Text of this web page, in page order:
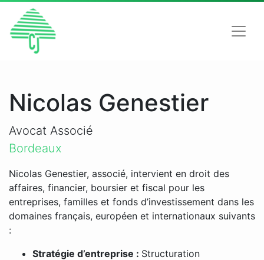
Nicolas Genestier
Avocat Associé
Bordeaux
Nicolas Genestier, associé, intervient en droit des
affaires, financier, boursier et fiscal pour les
entreprises, familles et fonds d’investissement dans les
domaines français, européen et internationaux suivants
:
Stratégie d’entreprise : Structuration